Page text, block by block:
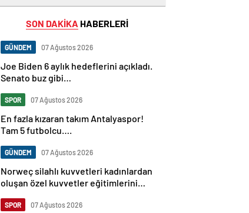
SON DAKİKA HABERLERİ
GÜNDEM 07 Ağustos 2026
Joe Biden 6 aylık hedeflerini açıkladı.
Senato buz gibi…
SPOR 07 Ağustos 2026
En fazla kızaran takım Antalyaspor!
Tam 5 futbolcu….
GÜNDEM 07 Ağustos 2026
Norweç silahlı kuvvetleri kadınlardan
oluşan özel kuvvetler eğitimlerini
SPOR 07 Ağustos 2026